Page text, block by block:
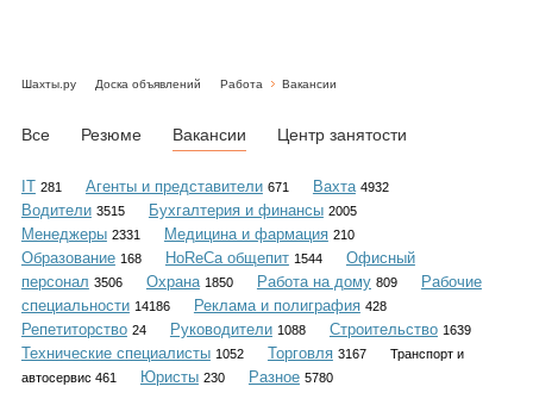
Объявления
Каталог
Шахты.ру Доска объявлений Работа Вакансии
Все Резюме Вакансии Центр занятости
IT 281 Агенты и представители 671 Вахта 4932
Водители 3515 Бухгалтерия и финансы 2005
Менеджеры 2331 Медицина и фармация 210
Образование 168 HoReCa общепит 1544
Офисный
персонал 3506 Охрана 1850 Работа на дому 809
Рабочие
специальности 14186 Реклама и полиграфия 428
Репетиторство 24 Руководители 1088 Строительство 1639
Технические специалисты 1052 Торговля 3167
Транспорт и
автосервис 461
Юристы 230 Разное 5780